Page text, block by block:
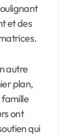
et des
autre
plan,
famille
ont
qui